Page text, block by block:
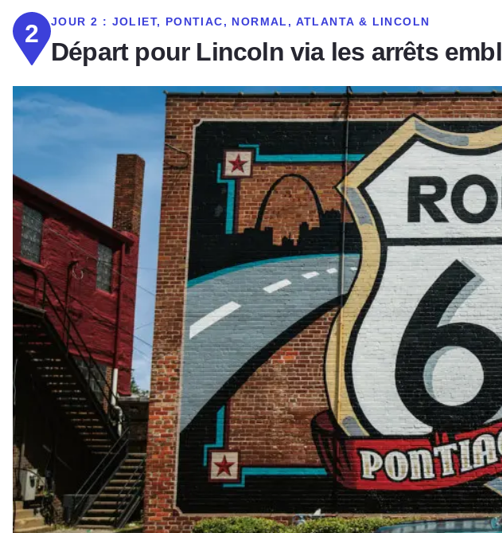
2 JOUR 2 : JOLIET, PONTIAC, NORMAL, ATLANTA & LINCOLN
Départ pour Lincoln via les arrêts